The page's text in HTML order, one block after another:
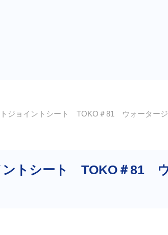
ョイントシート TOKO＃81 ウォータージ
ントシート TOKO＃81